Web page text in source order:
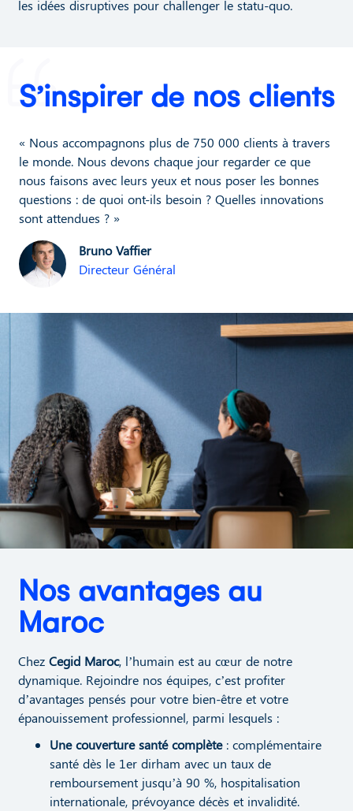
les idées disruptives pour challenger le statu-quo.
S’inspirer de nos clients
« Nous accompagnons plus de 750 000 clients à travers
le monde. Nous devons chaque jour regarder ce que
nous faisons avec leurs yeux et nous poser les bonnes
questions : de quoi ont-ils besoin ? Quelles innovations
sont attendues ? »
Bruno Vaffier
Directeur Général
Nos avantages au
Maroc
Chez Cegid Maroc, l’humain est au cœur de notre
dynamique. Rejoindre nos équipes, c’est profiter
d’avantages pensés pour votre bien-être et votre
épanouissement professionnel, parmi lesquels :
Une couverture santé complète: complémentaire
santé dès le 1er dirham avec un taux de
remboursement jusqu’à 90 %, hospitalisation
internationale, prévoyance décès et invalidité.